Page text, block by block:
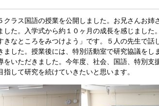
ラス国語の授業を公開しました。お兄さんお姉
た。入学式から約１０ヶ月の成長を感じまし
なところをみつけよう」です。５人の先生で話
した。授業後には、特別活動室で研究協議を
いただきました。今年度、社会、国語、特別
して研究を続けていきたいと思います。